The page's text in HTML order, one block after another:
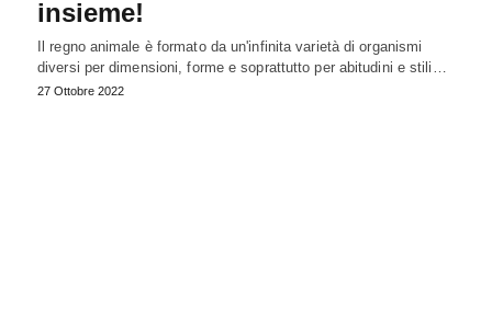
insieme!
Il regno animale è formato da un'infinita varietà di organismi
diversi per dimensioni, forme e soprattutto per abitudini e stili…
27 Ottobre 2022